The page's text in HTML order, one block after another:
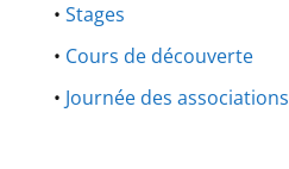
• Stages
• Cours de découverte
• Journée des associations